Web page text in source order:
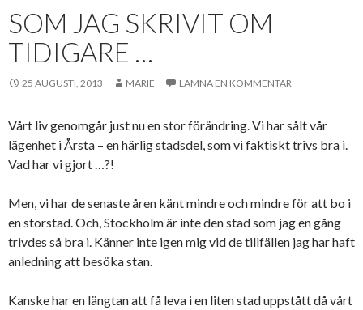
SOM JAG SKRIVIT OM
TIDIGARE …
25 AUGUSTI, 2013 MARIE LÄMNA EN KOMMENTAR
Vårt liv genomgår just nu en stor förändring. Vi har sålt vår
lägenhet i Årsta – en härlig stadsdel, som vi faktiskt trivs bra i.
Vad har vi gjort …?!
Men, vi har de senaste åren känt mindre och mindre för att bo i
en storstad. Och, Stockholm är inte den stad som jag en gång
trivdes så bra i. Känner inte igen mig vid de tillfällen jag har haft
anledning att besöka stan.
Kanske har en längtan att få leva i en liten stad uppstått då vårt